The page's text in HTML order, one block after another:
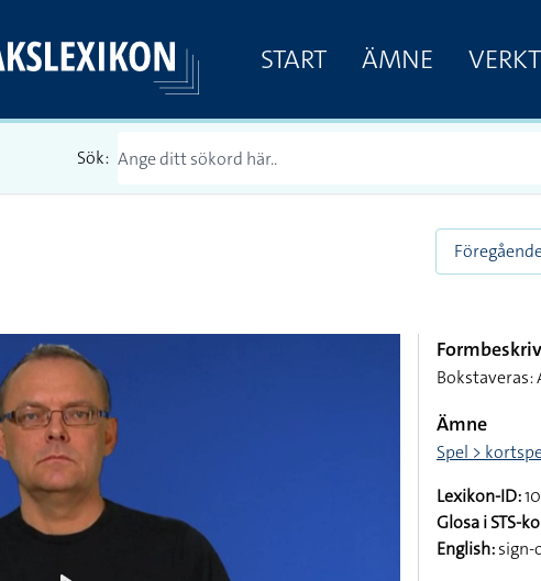
START ÄMNE
Sök:
Bokstaveras:
Ämne
Spel >
Lexikon-ID:
Glosa i STS-
English:sign-